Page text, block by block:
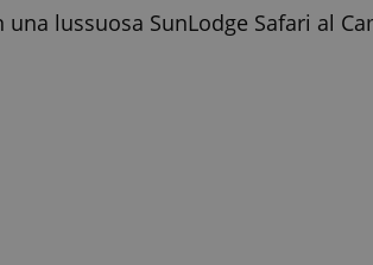
lussuosa SunLodge Safari al